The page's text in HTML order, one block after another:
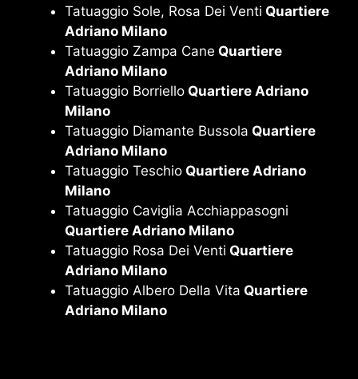
Tatuaggio Sole, Rosa Dei Venti Quartiere
Adriano Milano
Tatuaggio Zampa Cane Quartiere
Adriano Milano
Tatuaggio Borriello Quartiere Adriano
Milano
Tatuaggio Diamante Bussola Quartiere
Adriano Milano
Tatuaggio Teschio Quartiere Adriano
Milano
Tatuaggio Caviglia Acchiappasogni
Quartiere Adriano Milano
Tatuaggio Rosa Dei Venti Quartiere
Adriano Milano
Tatuaggio Albero Della Vita Quartiere
Adriano Milano